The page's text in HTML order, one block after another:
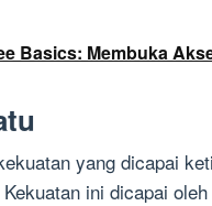
Basics: Membuka
yang dicapai
ini dicapai